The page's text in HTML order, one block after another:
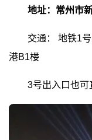
地址：常州市
交通：
地铁1
港B1楼
3号出入口也可